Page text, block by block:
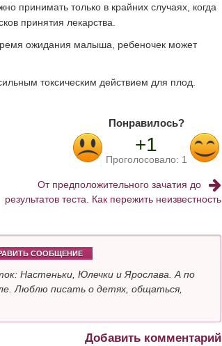
принимать только в крайних случаях, когда
принятия лекарства.
ожидания малыша, ребеночек может
токсическим действием для плод.
Понравилось?
+1
Проголосовало: 1
От предположительного зачатия до
результатов теста. Как пережить неизвестность
СООБЩЕНИЕ
Настеньки, Юлечки и Ярослава. А по
Люблю писать о детях, общаться,
Добавить комментарий